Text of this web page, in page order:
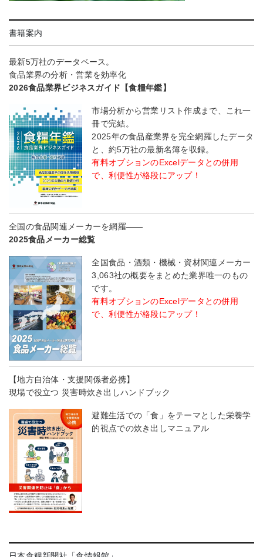
書籍案内
最新5万社のデータベース。
食品業界の分析・営業を効率化
2026食品業界ビジネスガイド【食糧年鑑】
市場分析から営業リスト作成まで、これ一
冊で完結。
2025年の食品産業界を完全網羅したデータ
と、約5万社の最新名簿を収録。
有料オプションのExcelデータとの併用
で、利便性が格段にアップ！
全国の食品関連メーカーを網羅――
2025食品メーカー総覧
全国食品・酒類・機械・資材関連メーカー
3,063社の概要をまとめた業界唯一のもの
です。
有料オプションのExcelデータとの併用
で、利便性が格段にアップ！
【地方自治体・支援関係者必携】
現場で役立つ 災害時炊き出しハンドブック
避難生活での「食」をテーマとした栄養学
的視点での炊き出しマニュアル